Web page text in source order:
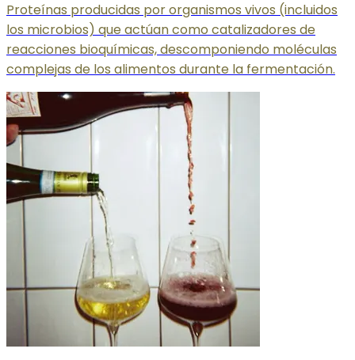
Proteínas producidas por organismos vivos (incluidos
los microbios) que actúan como catalizadores de
reacciones bioquímicas, descomponiendo moléculas
complejas de los alimentos durante la fermentación.